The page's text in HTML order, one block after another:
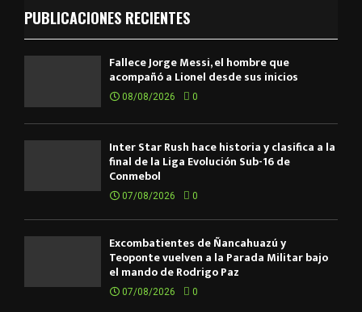
PUBLICACIONES RECIENTES
Fallece Jorge Messi, el hombre que
acompañó a Lionel desde sus inicios
08/08/2026 0
Inter Star Rush hace historia y clasifica a la
final de la Liga Evolución Sub-16 de
Conmebol
07/08/2026 0
Excombatientes de Ñancahuazú y
Teoponte vuelven a la Parada Militar bajo
el mando de Rodrigo Paz
07/08/2026 0